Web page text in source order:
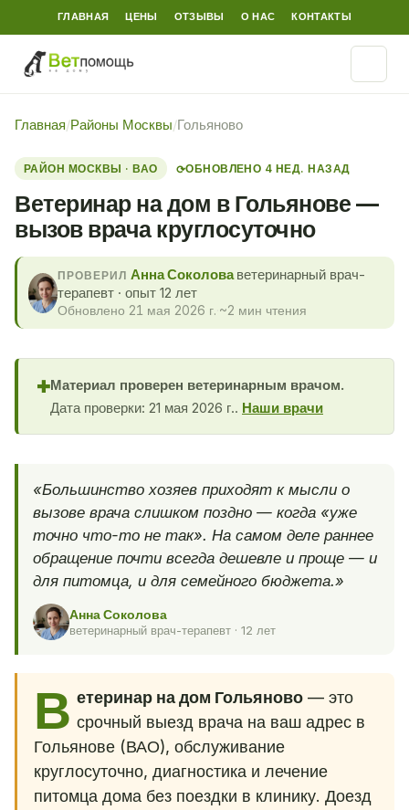
ГЛАВНАЯ ЦЕНЫ ОТЗЫВЫ О НАС КОНТАКТЫ
Главная/Районы Москвы/Гольяново
РАЙОН МОСКВЫ · ВАО ⟳ОБНОВЛЕНО 4 НЕД. НАЗАД
Ветеринар на дом в Гольянове —
вызов врача круглосуточно
ПРОВЕРИЛ Анна Соколоваветеринарный врач-
терапевт · опыт 12 лет
Обновлено 21 мая 2026 г. ~2 мин чтения
✚Материал проверен ветеринарным врачом.
Дата проверки: 21 мая 2026 г.. Наши врачи
«Большинство хозяев приходят к мысли о
вызове врача слишком поздно — когда «уже
точно что-то не так». На самом деле раннее
обращение почти всегда дешевле и проще — и
для питомца, и для семейного бюджета.»
Анна Соколова
ветеринарный врач-терапевт · 12 лет
В етеринар на дом Гольяново— это
срочный выезд врача на ваш адрес в
Гольянове (ВАО), обслуживание
круглосуточно, диагностика и лечение
питомца дома без поездки в клинику. Доезд